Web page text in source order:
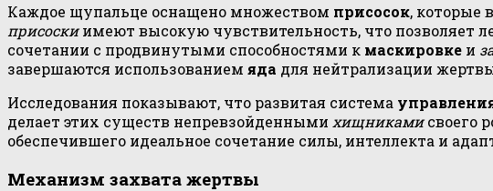
Каждое щупальце оснащено множеством присосок, которые
присоскиимеют высокую чувствительность, что позволяет
сочетании с продвинутыми способностями к маскировке и
завершаются использованием яда для нейтрализации
Исследования показывают, что развитая система
делает этих существ непревзойденными хищникамисвоего
обеспечившего идеальное сочетание силы, интеллекта и
Механизм захвата жертвы